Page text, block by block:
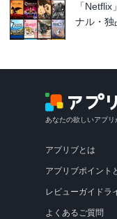
「
ナル・独
あなたの欲しいアプリ
アプリブとは
アプリブポイント
レビューガイドラ
よくあるご質問